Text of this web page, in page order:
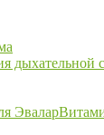
дыхательной
Эвалар